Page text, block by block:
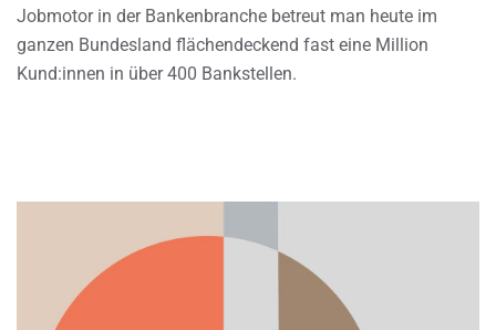
Jobmotor in der Bankenbranche betreut man heute im
ganzen Bundesland flächendeckend fast eine Million
Kund:innen in über 400 Bankstellen.